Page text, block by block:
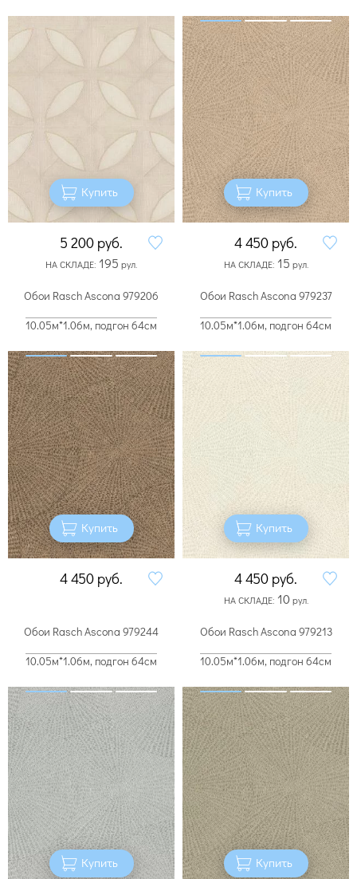
Купить
5 200 руб.
НА СКЛАДЕ: 195 рул.
Купить
4 450 руб.
НА СКЛАДЕ: 15 рул.
Обои Rasch Ascona 979206
10.05м*1.06м, подгон 64см
Купить
4 450 руб.
Обои Rasch Ascona 979237
10.05м*1.06м, подгон 64см
Купить
4 450 руб.
НА СКЛАДЕ: 10рул.
Обои Rasch Ascona 979244
10.05м*1.06м, подгон 64см
Купить
Обои Rasch Ascona 979213
10.05м*1.06м, подгон 64см
Купить